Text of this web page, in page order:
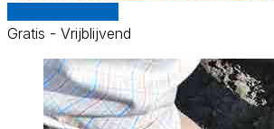
Gratis - Vrijblijvend